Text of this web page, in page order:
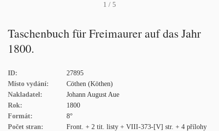
1 / 5
Taschenbuch für Freimaurer auf das Jahr
1800.
ID:
27895
Místo vydání:
Cöthen (Köthen)
Nakladatel:
Johann August Aue
Rok:
1800
Formát:
8°
Počet stran:
Front. + 2 tit. listy + VIII-373-[V] str. + 4 přílohy